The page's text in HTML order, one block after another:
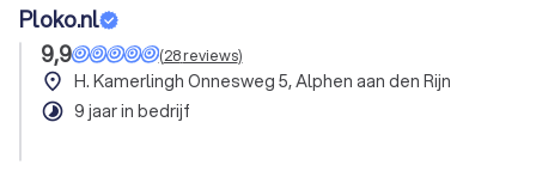
Ploko.nl
9,9
(28reviews)
place H. Kamerlingh Onnesweg 5, Alphen aan den Rijn
timelapse 9 jaar in bedrijf